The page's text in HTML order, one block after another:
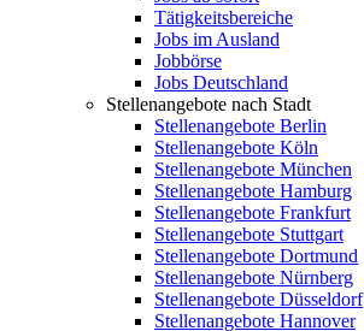
Tätigkeitsbereiche
Jobs im Ausland
Jobbörse
Jobs Deutschland
Stellenangebote nach Stadt
Stellenangebote Berlin
Stellenangebote Köln
Stellenangebote München
Stellenangebote Hamburg
Stellenangebote Frankfurt
Stellenangebote Stuttgart
Stellenangebote Dortmund
Stellenangebote Nürnberg
Stellenangebote Düsseldorf
Stellenangebote Hannover